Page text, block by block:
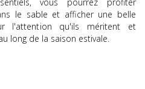
le sable et afficher une belle
l'attention qu'ils méritent et
long de la saison estivale.